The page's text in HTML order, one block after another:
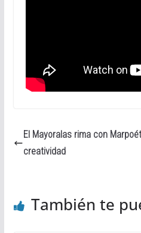
El Mayoralas rima con
creatividad
También te